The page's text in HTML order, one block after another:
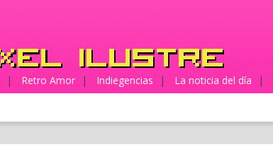
| Retro Amor | Indiegencias | La noticia del día |